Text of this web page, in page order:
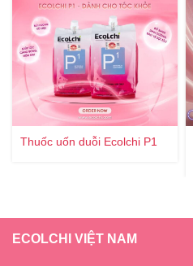
Thuốc uốn duỗi Ecolchi P1
ECOLCHI VIỆT NAM